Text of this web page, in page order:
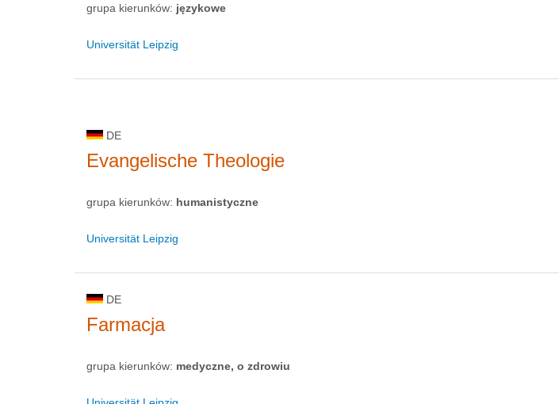
grupa kierunków: językowe
Universität Leipzig
DE
Evangelische Theologie
grupa kierunków: humanistyczne
Universität Leipzig
DE
Farmacja
grupa kierunków: medyczne, o zdrowiu